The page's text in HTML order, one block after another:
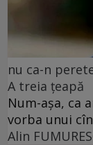
nu ca-n
A treia țeapă
Num-așa, ca
vorba unui
Alin